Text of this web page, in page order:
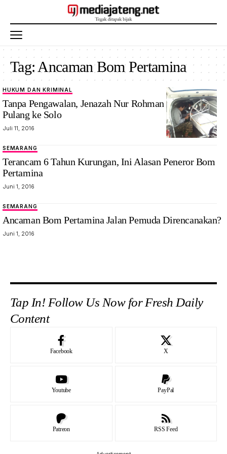
Tag: Ancaman Bom Pertamina
HUKUM DAN KRIMINAL
Tanpa Pengawalan, Jenazah Nur Rohman Dibawa
Pulang ke Solo
Juli 11, 2016
SEMARANG
Terancam 6 Tahun Kurungan, Ini Alasan Peneror Bom
Pertamina
Juni 1, 2016
SEMARANG
Ancaman Bom Pertamina Jalan Pemuda Direncanakan?
Juni 1, 2016
Tap In! Follow Us Now for Fresh Daily
Content
Facebook X
Youtube PayPal
Patreon RSS Feed